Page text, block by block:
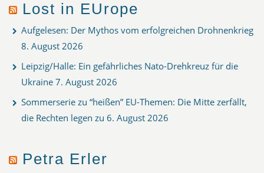
Lost in EUrope
Aufgelesen: Der Mythos vom erfolgreichen Drohnenkrieg
8. August 2026
Leipzig/Halle: Ein gefährliches Nato-Drehkreuz für die
Ukraine 7. August 2026
Sommerserie zu “heißen” EU-Themen: Die Mitte zerfällt,
die Rechten legen zu 6. August 2026
Petra Erler